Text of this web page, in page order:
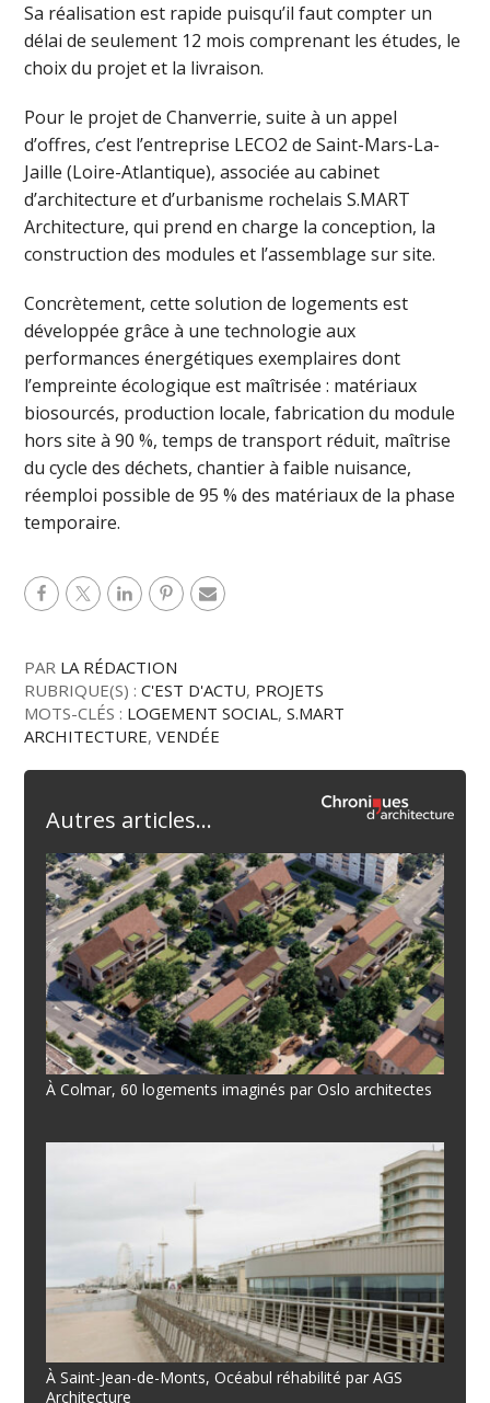
Sa réalisation est rapide puisqu’il faut compter un
délai de seulement 12 mois comprenant les études, le
choix du projet et la livraison.
Pour le projet de Chanverrie, suite à un appel
d’offres, c’est l’entreprise LECO2 de Saint-Mars-La-
Jaille (Loire-Atlantique), associée au cabinet
d’architecture et d’urbanisme rochelais S.MART
Architecture, qui prend en charge la conception, la
construction des modules et l’assemblage sur site.
Concrètement, cette solution de logements est
développée grâce à une technologie aux
performances énergétiques exemplaires dont
l’empreinte écologique est maîtrisée : matériaux
biosourcés, production locale, fabrication du module
hors site à 90 %, temps de transport réduit, maîtrise
du cycle des déchets, chantier à faible nuisance,
réemploi possible de 95 % des matériaux de la phase
temporaire.
PAR LA RÉDACTION
RUBRIQUE(S) :C'EST D'ACTU, PROJETS
MOTS-CLÉS : LOGEMENT SOCIAL,S.MART
ARCHITECTURE,VENDÉE
Autres articles...
À Colmar, 60 logements imaginés par Oslo architectes
À Saint-Jean-de-Monts, Océabul réhabilité par AGS
Architecture